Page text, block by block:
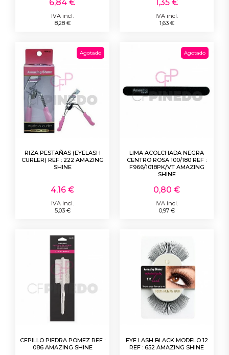
6,84 €
IVA incl.
8,28 €
1,35 €
IVA incl.
1,63 €
RIZA PESTAÑAS (EYELASH
CURLER) REF : 222 AMAZING
SHINE
4,16 €
IVA incl.
5,03 €
Agotado
LIMA ACOLCHADA NEGRA
CENTRO ROSA 100/180 REF :
F966/1018PK/VT AMAZING
SHINE
0,80 €
IVA incl.
0,97 €
Agotado
CEPILLO PIEDRA POMEZ REF :
086 AMAZING SHINE
EYE LASH BLACK MODELO 12
REF : 652 AMAZING SHINE